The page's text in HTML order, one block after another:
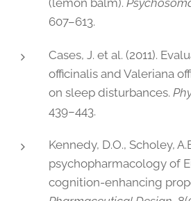
(lemon balm).
607–613.
Cases, J. et al. (2011).
officinalis and Valeriana
on sleep disturbances.
439–443.
Kennedy, D.O., Scholey,
psychopharmacology of
cognition-enhancing